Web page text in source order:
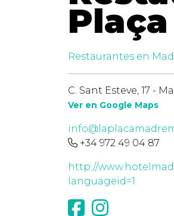
Plaça
Restaurantes en
C. Sant Esteve, 17 -
Ver en Google Maps
+34 972 49 04 87
http://
languageid=1